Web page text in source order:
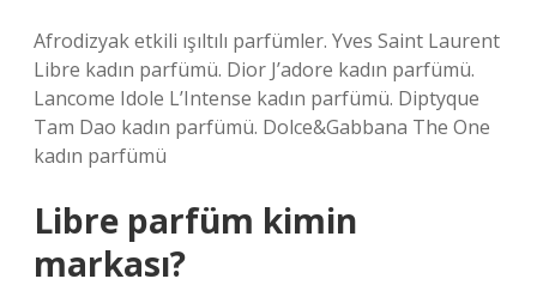
Afrodizyak etkili ışıltılı parfümler. Yves Saint Laurent
Libre kadın parfümü. Dior J’adore kadın parfümü.
Lancome Idole L’Intense kadın parfümü. Diptyque
Tam Dao kadın parfümü. Dolce&Gabbana The One
kadın parfümü
Libre parfüm kimin
markası?